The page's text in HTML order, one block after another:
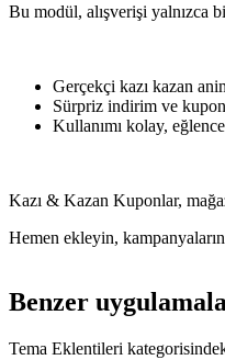
Bu modül, alışverişi yalnızca
Gerçekçi kazı kazan
Sürpriz indirim ve
Kullanımı kolay,
Kazı & Kazan Kuponlar,
Hemen ekleyin,
Benzer
Tema Eklentileri